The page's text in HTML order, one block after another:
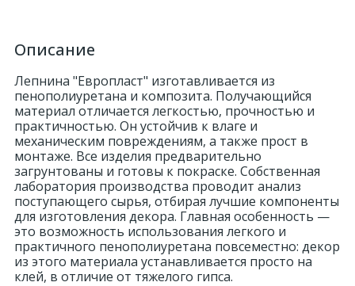
Описание
Лепнина "Европласт" изготавливается из
пенополиуретана и композита. Получающийся
материал отличается легкостью, прочностью и
практичностью. Он устойчив к влаге и
механическим повреждениям, а также прост в
монтаже. Все изделия предварительно
загрунтованы и готовы к покраске. Собственная
лаборатория производства проводит анализ
поступающего сырья, отбирая лучшие компоненты
для изготовления декора. Главная особенность —
это возможность использования легкого и
практичного пенополиуретана повсеместно: декор
из этого материала устанавливается просто на
клей, в отличие от тяжелого гипса.